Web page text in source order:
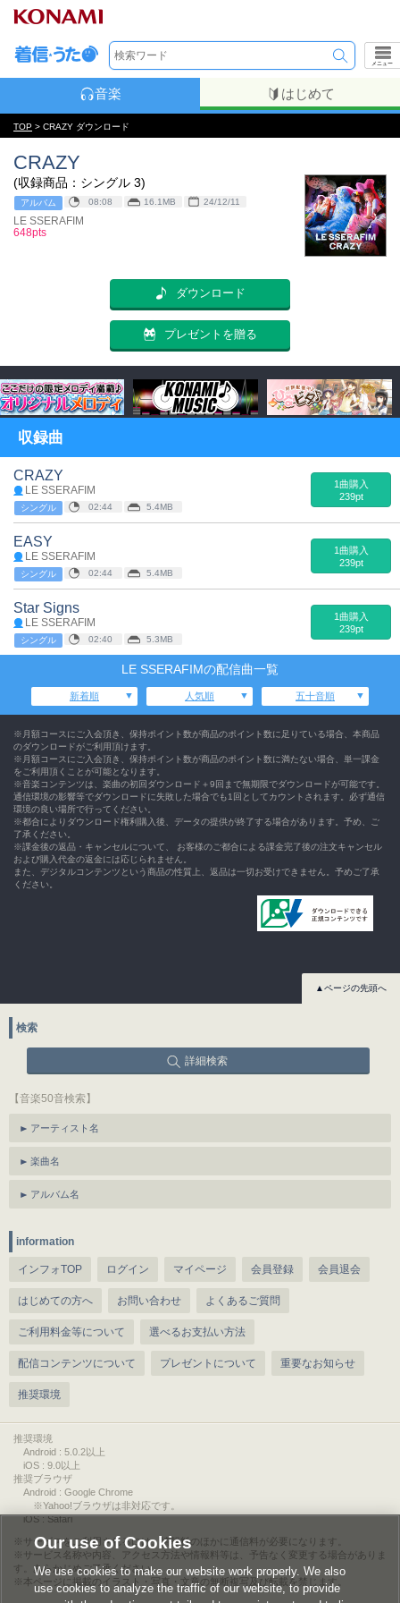
メニュー
音楽 はじめて
TOP > CRAZY ダウンロード
CRAZY
(収録商品：シングル 3)
アルバム 08:08 16.1MB 24/12/11
LE SSERAFIM
648pts
ダウンロード
プレゼントを贈る
収録曲
CRAZY
LE SSERAFIM
シングル 02:44 5.4MB
1曲購入
239pt
EASY
LE SSERAFIM
シングル 02:44 5.4MB
1曲購入
239pt
Star Signs
LE SSERAFIM
シングル 02:40 5.3MB
1曲購入
239pt
LE SSERAFIMの配信曲一覧
新着順 人気順 五十音順
※月額コースにご入会頂き、保持ポイント数が商品のポイント数に足りている場合、本商品
のダウンロードがご利用頂けます。
※月額コースにご入会頂き、保持ポイント数が商品のポイント数に満たない場合、単一課金
をご利用頂くことが可能となります。
※音楽コンテンツは、楽曲の初回ダウンロード＋9回まで無期限でダウンロードが可能です。
通信環境の影響等でダウンロードに失敗した場合でも1回としてカウントされます。必ず通信
環境の良い場所で行ってください。
※都合によりダウンロード権利購入後、データの提供が終了する場合があります。予め、ご
了承ください。
※課金後の返品・キャンセルについて、 お客様のご都合による課金完了後の注文キャンセル
および購入代金の返金には応じられません。
また、デジタルコンテンツという商品の性質上、返品は一切お受けできません。予めご了承
ください。
▲ページの先頭へ
検索
詳細検索
【音楽50音検索】
アーティスト名
楽曲名
アルバム名
information
インフォTOP ログイン マイページ 会員登録 会員退会
はじめての方へ お問い合わせ よくあるご質問
ご利用料金等について 選べるお支払い方法
配信コンテンツについて プレゼントについて 重要なお知らせ
推奨環境
推奨環境
Android : 5.0.2以上
iOS : 9.0以上
推奨ブラウザ
Android : Google Chrome
※Yahoo!ブラウザは非対応です。
iOS : Safari
サービスをご利用されるには、情報料のほかに通信料が必要になります。
サービス名称や内容、アクセス方法や情報料等は、予告なく変更する場合がありま
す。あらかじめご了承ください。
本ページに掲載のイラスト・写真・文章の無断複写及び転載を禁じます。
Our use of Cookies
We use cookies to make our website work properly. We also
use cookies to analyze the traffic of our website, to provide